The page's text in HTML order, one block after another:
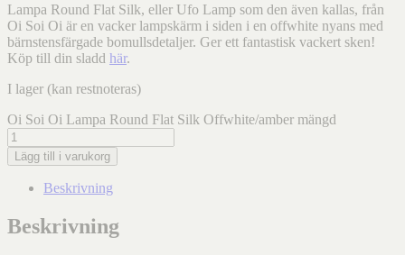
Lampa Round Flat Silk, eller Ufo Lamp som den även kallas, från
Oi Soi Oi är en vacker lampskärm i siden i en offwhite nyans med
bärnstensfärgade bomullsdetaljer. Ger ett fantastisk vackert sken!
Köp till din sladd här.
I lager (kan restnoteras)
Oi Soi Oi Lampa Round Flat Silk Offwhite/amber mängd
Lägg till i varukorg
Beskrivning
Beskrivning